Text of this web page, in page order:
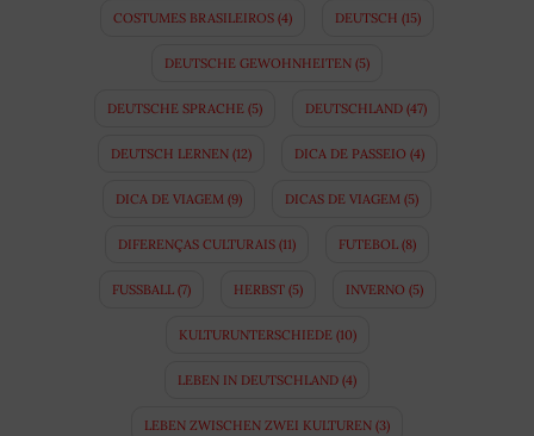
COSTUMES BRASILEIROS (4) DEUTSCH (15)
DEUTSCHE GEWOHNHEITEN (5)
DEUTSCHE SPRACHE (5) DEUTSCHLAND (47)
DEUTSCH LERNEN(12) DICA DE PASSEIO (4)
DICA DE VIAGEM (9) DICAS DE VIAGEM (5)
DIFERENÇAS CULTURAIS (11) FUTEBOL (8)
FUSSBALL (7) HERBST(5) INVERNO (5)
KULTURUNTERSCHIEDE(10)
LEBEN IN DEUTSCHLAND (4)
LEBEN ZWISCHEN ZWEI KULTUREN (3)